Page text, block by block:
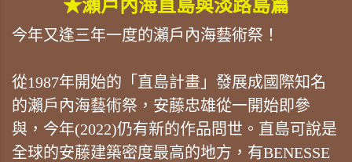
★瀨戶內海直島與淡路島篇
今年又逢三年一度的瀨戶內海藝術祭！
從1987年開始的「直島計畫」發展成國際知名
的瀨戶內海藝術祭，安藤忠雄從一開始即參
與，今年(2022)仍有新的作品問世。直島可說是
全球的安藤建築密度最高的地方，有BENESSE